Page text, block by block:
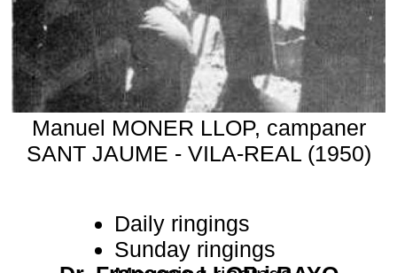
Manuel MONER LLOP, campaner
SANT JAUME - VILA-REAL (1950)
Daily ringings
Sunday ringings